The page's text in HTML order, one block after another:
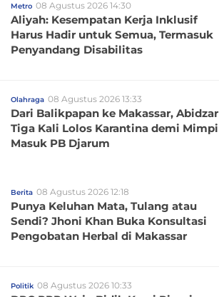
Metro 08 Agustus 2026 14:30
Aliyah: Kesempatan Kerja Inklusif
Harus Hadir untuk Semua, Termasuk
Penyandang Disabilitas
Olahraga 08 Agustus 2026 13:33
Dari Balikpapan ke Makassar, Abidzar
Tiga Kali Lolos Karantina demi Mimpi
Masuk PB Djarum
Berita 08 Agustus 2026 12:18
Punya Keluhan Mata, Tulang atau
Sendi? Jhoni Khan Buka Konsultasi
Pengobatan Herbal di Makassar
Politik 08 Agustus 2026 10:33